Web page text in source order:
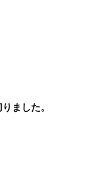
ました。